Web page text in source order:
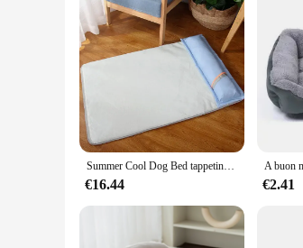
Summer Cool Dog Bed tappetino per cani in Memory Foam con cuscino tappetino per animali domestici lavabile impermeabile traspirante per cuccioli di cani di taglia piccola e media
€16.44 €2.41